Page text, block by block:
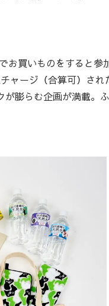
お買いものをすると参
ャージ（合算可）され
膨らむ企画が満載。